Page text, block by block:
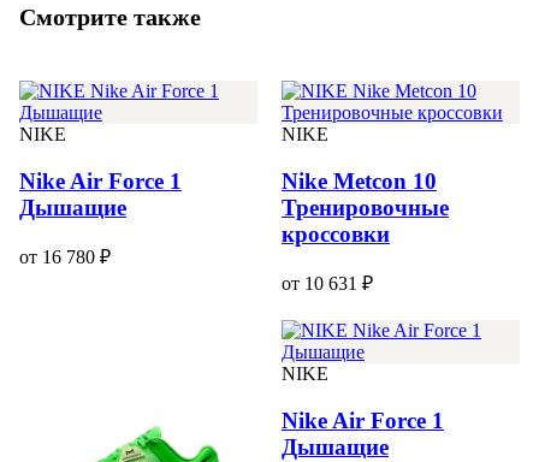
Смотрите также
NIKE
Nike Air Force 1
Дышащие
от 16 780 ₽
NIKE
Nike Metcon 10
Тренировочные
кроссовки
от 10 631 ₽
NIKE
Nike Air Force 1
Дышащие